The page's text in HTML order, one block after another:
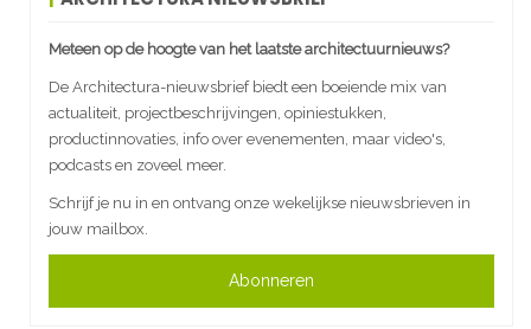
Meteen op de hoogte van het laatste architectuurnieuws?
De Architectura-nieuwsbrief biedt een boeiende mix van
actualiteit, projectbeschrijvingen, opiniestukken,
productinnovaties, info over evenementen, maar video's,
podcasts en zoveel meer.
Schrijf je nu in en ontvang onze wekelijkse nieuwsbrieven in
jouw mailbox.
Abonneren